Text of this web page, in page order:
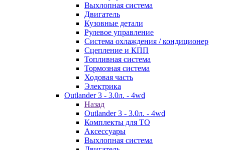
Выхлопная система
Двигатель
Кузовные детали
Рулевое управление
Система охлаждения / кондиционер
Сцепление и КПП
Топливная система
Тормозная система
Ходовая часть
Электрика
Outlander 3 - 3.0л. - 4wd
Назад
Outlander 3 - 3.0л. - 4wd
Комплекты для ТО
Аксессуары
Выхлопная система